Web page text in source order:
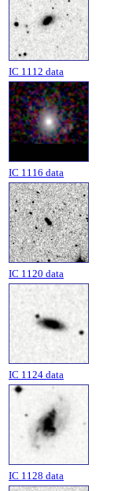
IC 1112 data
IC 1116 data
IC 1120 data
IC 1124 data
IC 1128 data